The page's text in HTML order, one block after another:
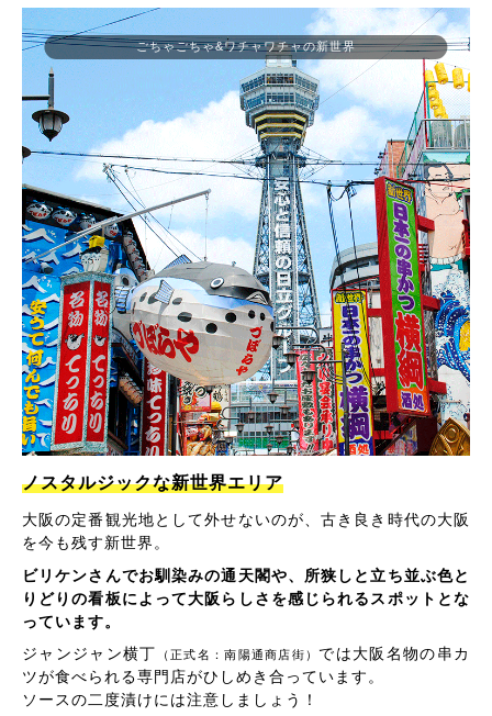
ごちゃごちゃ&ワチャワチャの新世界
ノスタルジックな新世界エリア
大阪の定番観光地として外せないのが、古き良き時代の大阪
を今も残す新世界。
ビリケンさんでお馴染みの通天閣や、所狭しと立ち並ぶ色と
りどりの看板によって大阪らしさを感じられるスポットとな
っています。
ジャンジャン横丁
（正式名：南陽通商店街） では大阪名物の串カ
ツが食べられる専門店がひしめき合っています。
ソースの二度漬けには注意しましょう！